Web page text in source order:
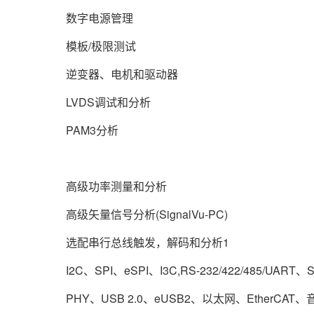
数字电源管理
模板/极限测试
逆变器、电机和驱动器
LVDS调试和分析
PAM3分析
高级功率测量和分析
高级矢量信号分析(SignalVu-PC)
选配串行总线触发，解码和分析1
I2C、SPI、eSPI、I3C,RS-232/422/485/UART
PHY、USB 2.0、eUSB2、以太网、EtherCAT